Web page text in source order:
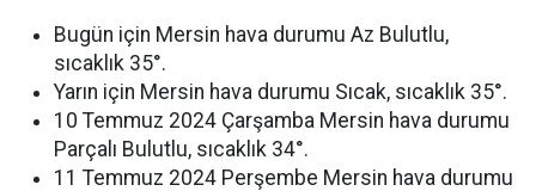
Bugün için Mersin hava durumu Az Bulutlu,
sıcaklık 35°.
Yarın için Mersin hava durumu Sıcak, sıcaklık 35°.
10 Temmuz 2024 Çarşamba Mersin hava durumu
Parçalı Bulutlu, sıcaklık 34°.
11 Temmuz 2024 Perşembe Mersin hava durumu